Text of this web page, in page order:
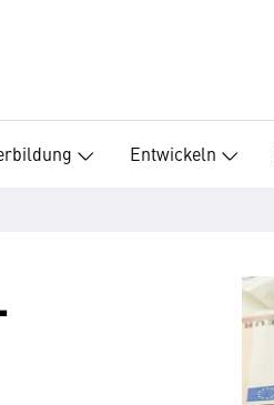
Entwickeln